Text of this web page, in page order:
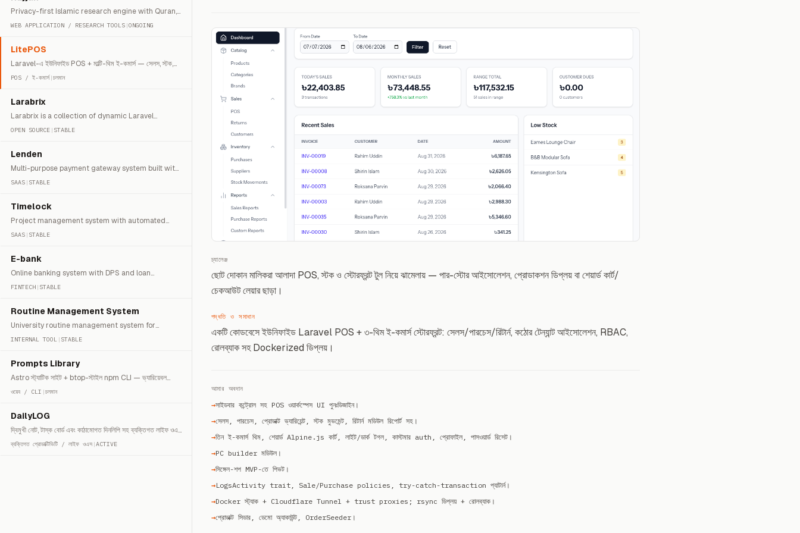
Privacy-first Islamic research engine with Quran,
hadith, and AI chat.
WEB APPLICATION / RESEARCH TOOLS |ONGOING
LitePOS
Laravel-এ ইউনিফাইড POS + মাল্টি-থিম ই-কমার্স — সেলস, স্টক,
রিটার্ন, স্টোরফ্রন্ট ও Dockerized ডিপ্লয়।
POS / ই-কমার্স|চলমান
Larabrix
Larabrix is a collection of dynamic Laravel
modules based on latest Tabler admin panel
OPEN SOURCE | STABLE
Lenden
Multi-purpose payment gateway system built with
Laravel 8
SAAS | STABLE
Timelock
Project management system with automated
screenshot capture for time verification.
SAAS | STABLE
E-bank
Online banking system with DPS and loan
management.
FINTECH | STABLE
Routine Management System
University routine management system for
conflict-free scheduling.
INTERNAL TOOL | STABLE
Prompts Library
Astro স্ট্যাটিক সাইট + btop-স্টাইল npm CLI — ভ্যারিয়েবল
ইন্টারপোলেশন ও ডিপ লিংক সহ পুনঃব্যবহারযোগ্য AI prompt।
ওয়েব / CLI |চলমান
DailyLOG
দ্বিমুখী নোট, টাস্ক বোর্ড এবং কাঠামোগত দিনলিপি সহ ব্যক্তিগত লাইফ ওএস
ও প্রোডাক্টিভিটি ড্যাশবোর্ড।
ব্যক্তিগত প্রোডাক্টিভিটি / লাইফ ওএস |ACTIVE
চ্যালেঞ্জ
ছোট দোকান মালিকরা আলাদা POS, স্টক ও স্টোরফ্রন্ট টুল নিয়ে ঝামেলায় — পার-স্টোর আইসোলেশন, প্রোডাকশন ডিপ্লয় বা শেয়ার্ড কার্ট/
চেকআউট লেয়ার ছাড়া।
পদ্ধতি ও সমাধান
একটি কোডবেসে ইউনিফাইড Laravel POS + ৩-থিম ই-কমার্স স্টোরফ্রন্ট: সেলস/পারচেস/রিটার্ন, কঠোর টেন্যান্ট আইসোলেশন, RBAC,
রোলব্যাক সহ Dockerized ডিপ্লয়।
আমার অবদান
→সাইডবার কন্ট্রোল সহ POS ওয়ার্কস্পেস UI পুনঃডিজাইন।
→সেলস, পারচেস, প্রোডাক্ট ভ্যারিয়েন্ট, স্টক মুভমেন্ট, রিটার্ন মডিউল রিপোর্ট সহ।
→তিন ই-কমার্স থিম, শেয়ার্ড Alpine.js কার্ট, লাইট/ডার্ক টগল, কাস্টমার auth, প্রোফাইল, পাসওয়ার্ড রিসেট।
→PC builder মডিউল।
→সিঙ্গেল-শপ MVP-তে পিভট।
→LogsActivity trait, Sale/Purchase policies, try-catch-transaction প্যাটার্ন।
→Docker স্ট্যাক + Cloudflare Tunnel + trust proxies; rsync ডিপ্লয় + রোলব্যাক।
→প্রোডাক্ট সিডার, ডেমো অ্যাকাউন্ট, OrderSeeder।